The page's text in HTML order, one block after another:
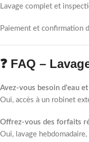
Lavage complet et
Paiement et confirmation
❓ FAQ –
Avez-vous besoin d’eau
Oui, accès à un robinet
Offrez-vous des forfaits
Oui, lavage